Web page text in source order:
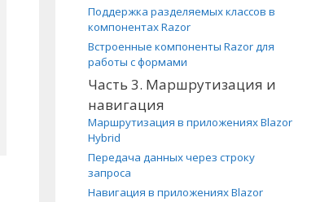
Поддержка разделяемых классов в
компонентах Razor
Встроенные компоненты Razor для
работы с формами
Часть 3. Маршрутизация и
навигация
Маршрутизация в приложениях Blazor
Hybrid
Передача данных через строку
запроса
Навигация в приложениях Blazor